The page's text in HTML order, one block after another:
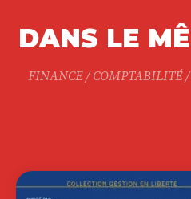
DANS LE
FINANCE / COMPTABILITÉ /